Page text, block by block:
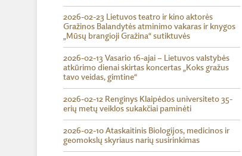
2026-02-23 Lietuvos teatro ir kino aktorės
Gražinos Balandytės atminimo vakaras ir knygos
„Mūsų brangioji Gražina“ sutiktuvės
2026-02-13 Vasario 16-ajai – Lietuvos valstybės
atkūrimo dienai skirtas koncertas „Koks gražus
tavo veidas, gimtine“
2026-02-12 Renginys Klaipėdos universiteto 35-
erių metų veiklos sukakčiai paminėti
2026-02-10 Ataskaitinis Biologĳos, medicinos ir
geomokslų skyriaus narių susirinkimas